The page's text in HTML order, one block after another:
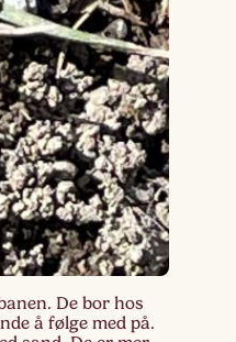
–
–
Slørskyan
Lagskyan
De bor hos
å følge med på.